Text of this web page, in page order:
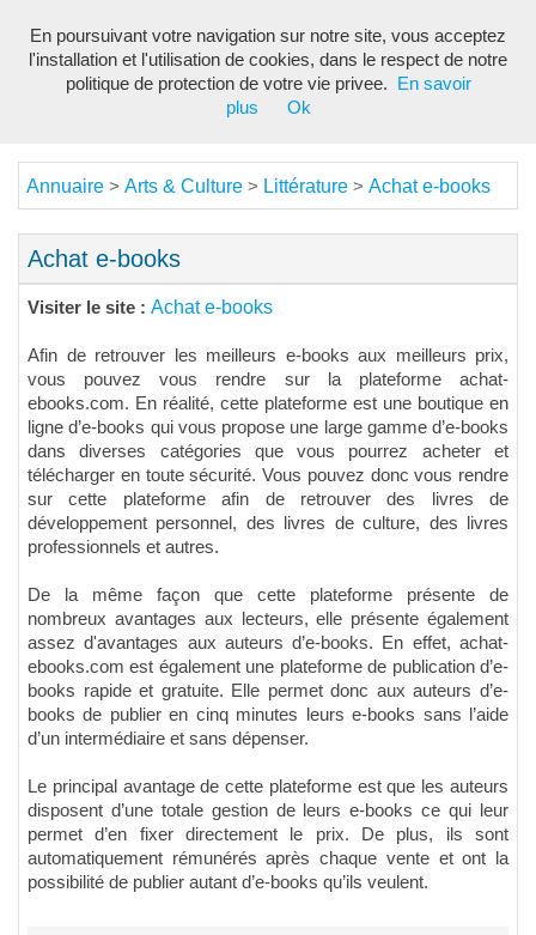
Annuaire > Arts & Culture > Littérature > Achat e-books
Achat e-books
Visiter le site : Achat e-books
Afin de retrouver les meilleurs e-books aux meilleurs prix,
vous pouvez vous rendre sur la plateforme achat-
ebooks.com. En réalité, cette plateforme est une boutique en
ligne d’e-books qui vous propose une large gamme d’e-books
dans diverses catégories que vous pourrez acheter et
télécharger en toute sécurité. Vous pouvez donc vous rendre
sur cette plateforme afin de retrouver des livres de
développement personnel, des livres de culture, des livres
professionnels et autres.
De la même façon que cette plateforme présente de
nombreux avantages aux lecteurs, elle présente également
assez d'avantages aux auteurs d’e-books. En effet, achat-
ebooks.com est également une plateforme de publication d’e-
books rapide et gratuite. Elle permet donc aux auteurs d’e-
books de publier en cinq minutes leurs e-books sans l’aide
d’un intermédiaire et sans dépenser.
Le principal avantage de cette plateforme est que les auteurs
disposent d’une totale gestion de leurs e-books ce qui leur
permet d’en fixer directement le prix. De plus, ils sont
automatiquement rémunérés après chaque vente et ont la
possibilité de publier autant d’e-books qu’ils veulent.
En poursuivant votre navigation sur notre site, vous acceptez
l'installation et l'utilisation de cookies, dans le respect de notre
politique de protection de votre vie privee.
En savoir
plus
Ok